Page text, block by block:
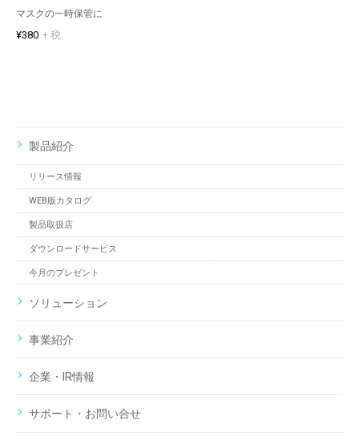
マスクの一時保管に
¥380 + 税
製品紹介
リリース情報
WEB版カタログ
製品取扱店
ダウンロードサービス
今月のプレゼント
ソリューション
事業紹介
企業・IR情報
サポート・お問い合せ